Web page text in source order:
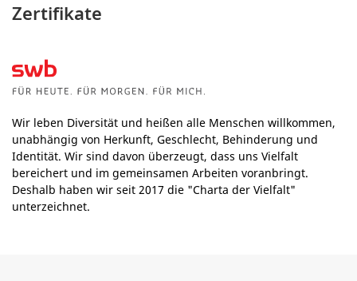
Zertifikate
Wir leben Diversität und heißen alle Menschen willkommen,
unabhängig von Herkunft, Geschlecht, Behinderung und
Identität. Wir sind davon überzeugt, dass uns Vielfalt
bereichert und im gemeinsamen Arbeiten voranbringt.
Deshalb haben wir seit 2017 die "Charta der Vielfalt"
unterzeichnet.